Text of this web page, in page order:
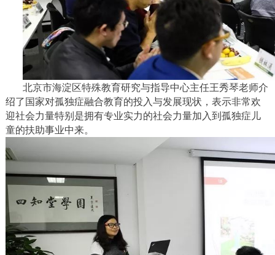
北京市海淀区特殊教育研究与指导中心主任王秀琴老师介
绍了国家对孤独症融合教育的投入与发展现状，表示非常欢
迎社会力量特别是拥有专业实力的社会力量加入到孤独症儿
童的扶助事业中来。